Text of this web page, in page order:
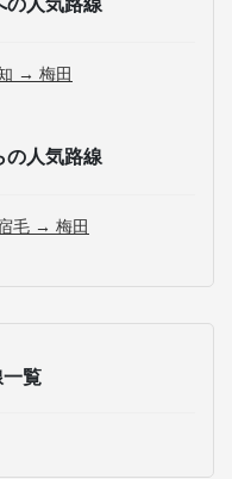
の人気路線
→ 梅田
の人気路線
毛 → 梅田
覧